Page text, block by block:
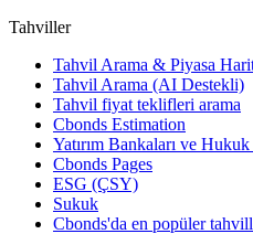
Tahviller
Tahvil Arama & Piyasa
Tahvil Arama (AI Destekli)
Tahvil fiyat teklifleri arama
Cbonds Estimation
Yatırım Bankaları ve
Cbonds Pages
ESG (ÇSY)
Sukuk
Cbonds'da en popüler